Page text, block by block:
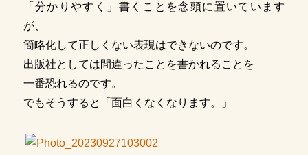
「分かりやすく」書くことを念頭に置いています
が、
簡略化して正しくない表現はできないのです。
出版社としては間違ったことを書かれることを
一番恐れるのです。
でもそうすると「面白くなくなります。」